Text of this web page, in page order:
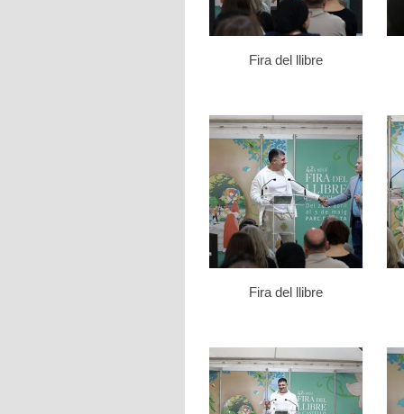
Fira del llibre
Fira del llibre